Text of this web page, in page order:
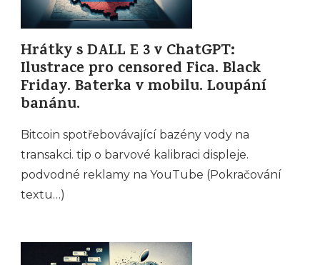
Hrátky s DALL E 3 v ChatGPT:
Ilustrace pro censored Fica. Black
Friday. Baterka v mobilu. Loupání
banánu.
Bitcoin spotřebovávající bazény vody na
transakci. tip o barvové kalibraci displeje.
podvodné reklamy na YouTube (Pokračování
textu…)